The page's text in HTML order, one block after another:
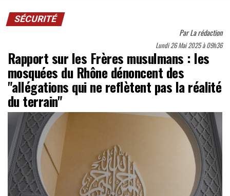
SÉCURITÉ
ParLa rédaction
Lundi 26 Mai 2025 à 09h36
Rapport sur les Frères musulmans : les
mosquées du Rhône dénoncent des
"allégations qui ne reflètent pas la réalité
du terrain"